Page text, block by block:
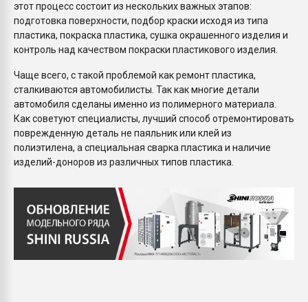
этот процесс состоит из нескольких важных этапов:
подготовка поверхности, подбор краски исходя из типа
пластика, покраска пластика, сушка окрашенного изделия и
контроль над качеством покраски пластикового изделия.
Чаще всего, с такой проблемой как ремонт пластика,
сталкиваются автомобилисты. Так как многие детали
автомобиля сделаны именно из полимерного материала.
Как советуют специалисты, лучший способ отремонтировать
поврежденную деталь не паяльник или клей из
полиэтилена, а специальная сварка пластика и наличие
изделий-доноров из различных типов пластика.